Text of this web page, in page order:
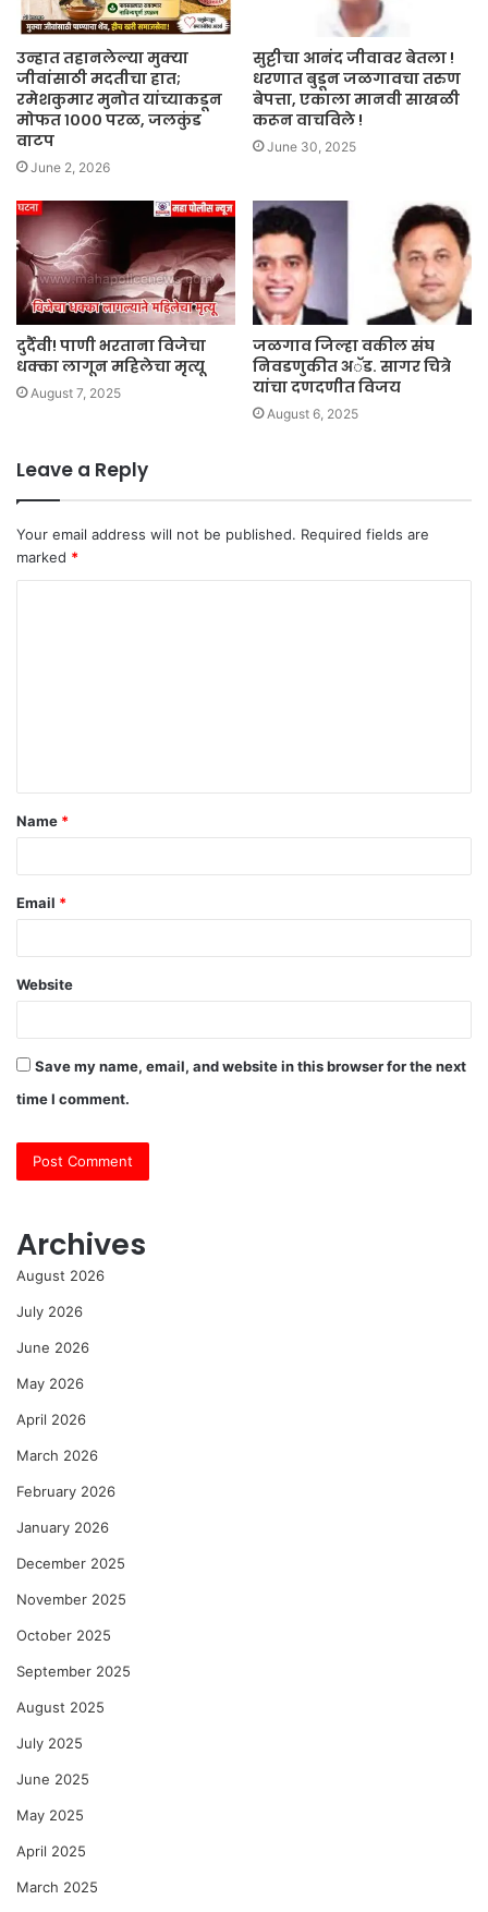
उन्हात तहानलेल्या मुक्या
जीवांसाठी मदतीचा हात;
रमेशकुमार मुनोत यांच्याकडून
मोफत १००० परळ, जलकुंड
वाटप
June 2, 2026
सुट्टीचा आनंद जीवावर बेतला !
धरणात बुडून जळगावचा तरुण
बेपत्ता, एकाला मानवी साखळी
करून वाचविले !
June 30, 2025
दुर्दैवी! पाणी भरताना विजेचा
धक्का लागून महिलेचा मृत्यू
August 7, 2025
जळगाव जिल्हा वकील संघ
निवडणुकीत अॅड. सागर चित्रे
यांचा दणदणीत विजय
August 6, 2025
Leave a Reply
Your email address will not be published. Required fields are
marked *
t
*
Name *
Email *
Website
Save my name, email, and website in this browser for the next
time I comment.
Archives
August 2026
July 2026
June 2026
May 2026
April 2026
March 2026
February 2026
January 2026
December 2025
November 2025
October 2025
September 2025
August 2025
July 2025
June 2025
May 2025
April 2025
March 2025